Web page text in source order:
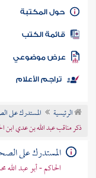
كتاب الأمة
المكتبة
الكتب
موضوعي
تراجم الأعلام
الرئيسية المستدرك على
ذكر مناقب عبد الله بن عدي ابن
المستدرك على
الحاكم - أبو عبد الله